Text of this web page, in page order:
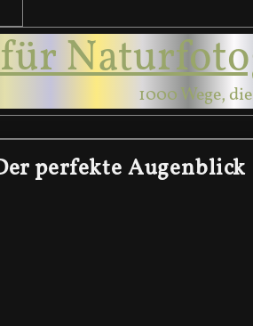
1000 Wege,
perfekte Augenblick